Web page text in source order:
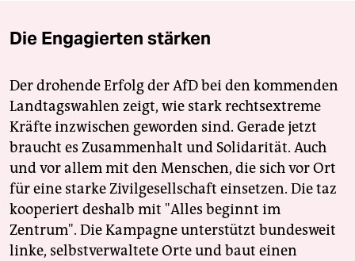
Die Engagierten stärken
Der drohende Erfolg der AfD bei den kommenden
Landtagswahlen zeigt, wie stark rechtsextreme
Kräfte inzwischen geworden sind. Gerade jetzt
braucht es Zusammenhalt und Solidarität. Auch
und vor allem mit den Menschen, die sich vor Ort
für eine starke Zivilgesellschaft einsetzen. Die taz
kooperiert deshalb mit "Alles beginnt im
Zentrum". Die Kampagne unterstützt bundesweit
linke, selbstverwaltete Orte und baut einen